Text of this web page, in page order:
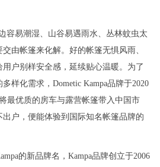
容易潮湿、山谷易遇雨水、丛林蚊虫太
由帐篷来化解。好的帐篷无惧风雨、
户别样安全感，延续贴心温暖。为了
样化需求，Dometic Kampa品牌于2020
最优质的房车与露营帐篷带入中国市
户，便能体验到国际知名帐篷品牌的
的新品牌名，Kampa品牌创立于2006